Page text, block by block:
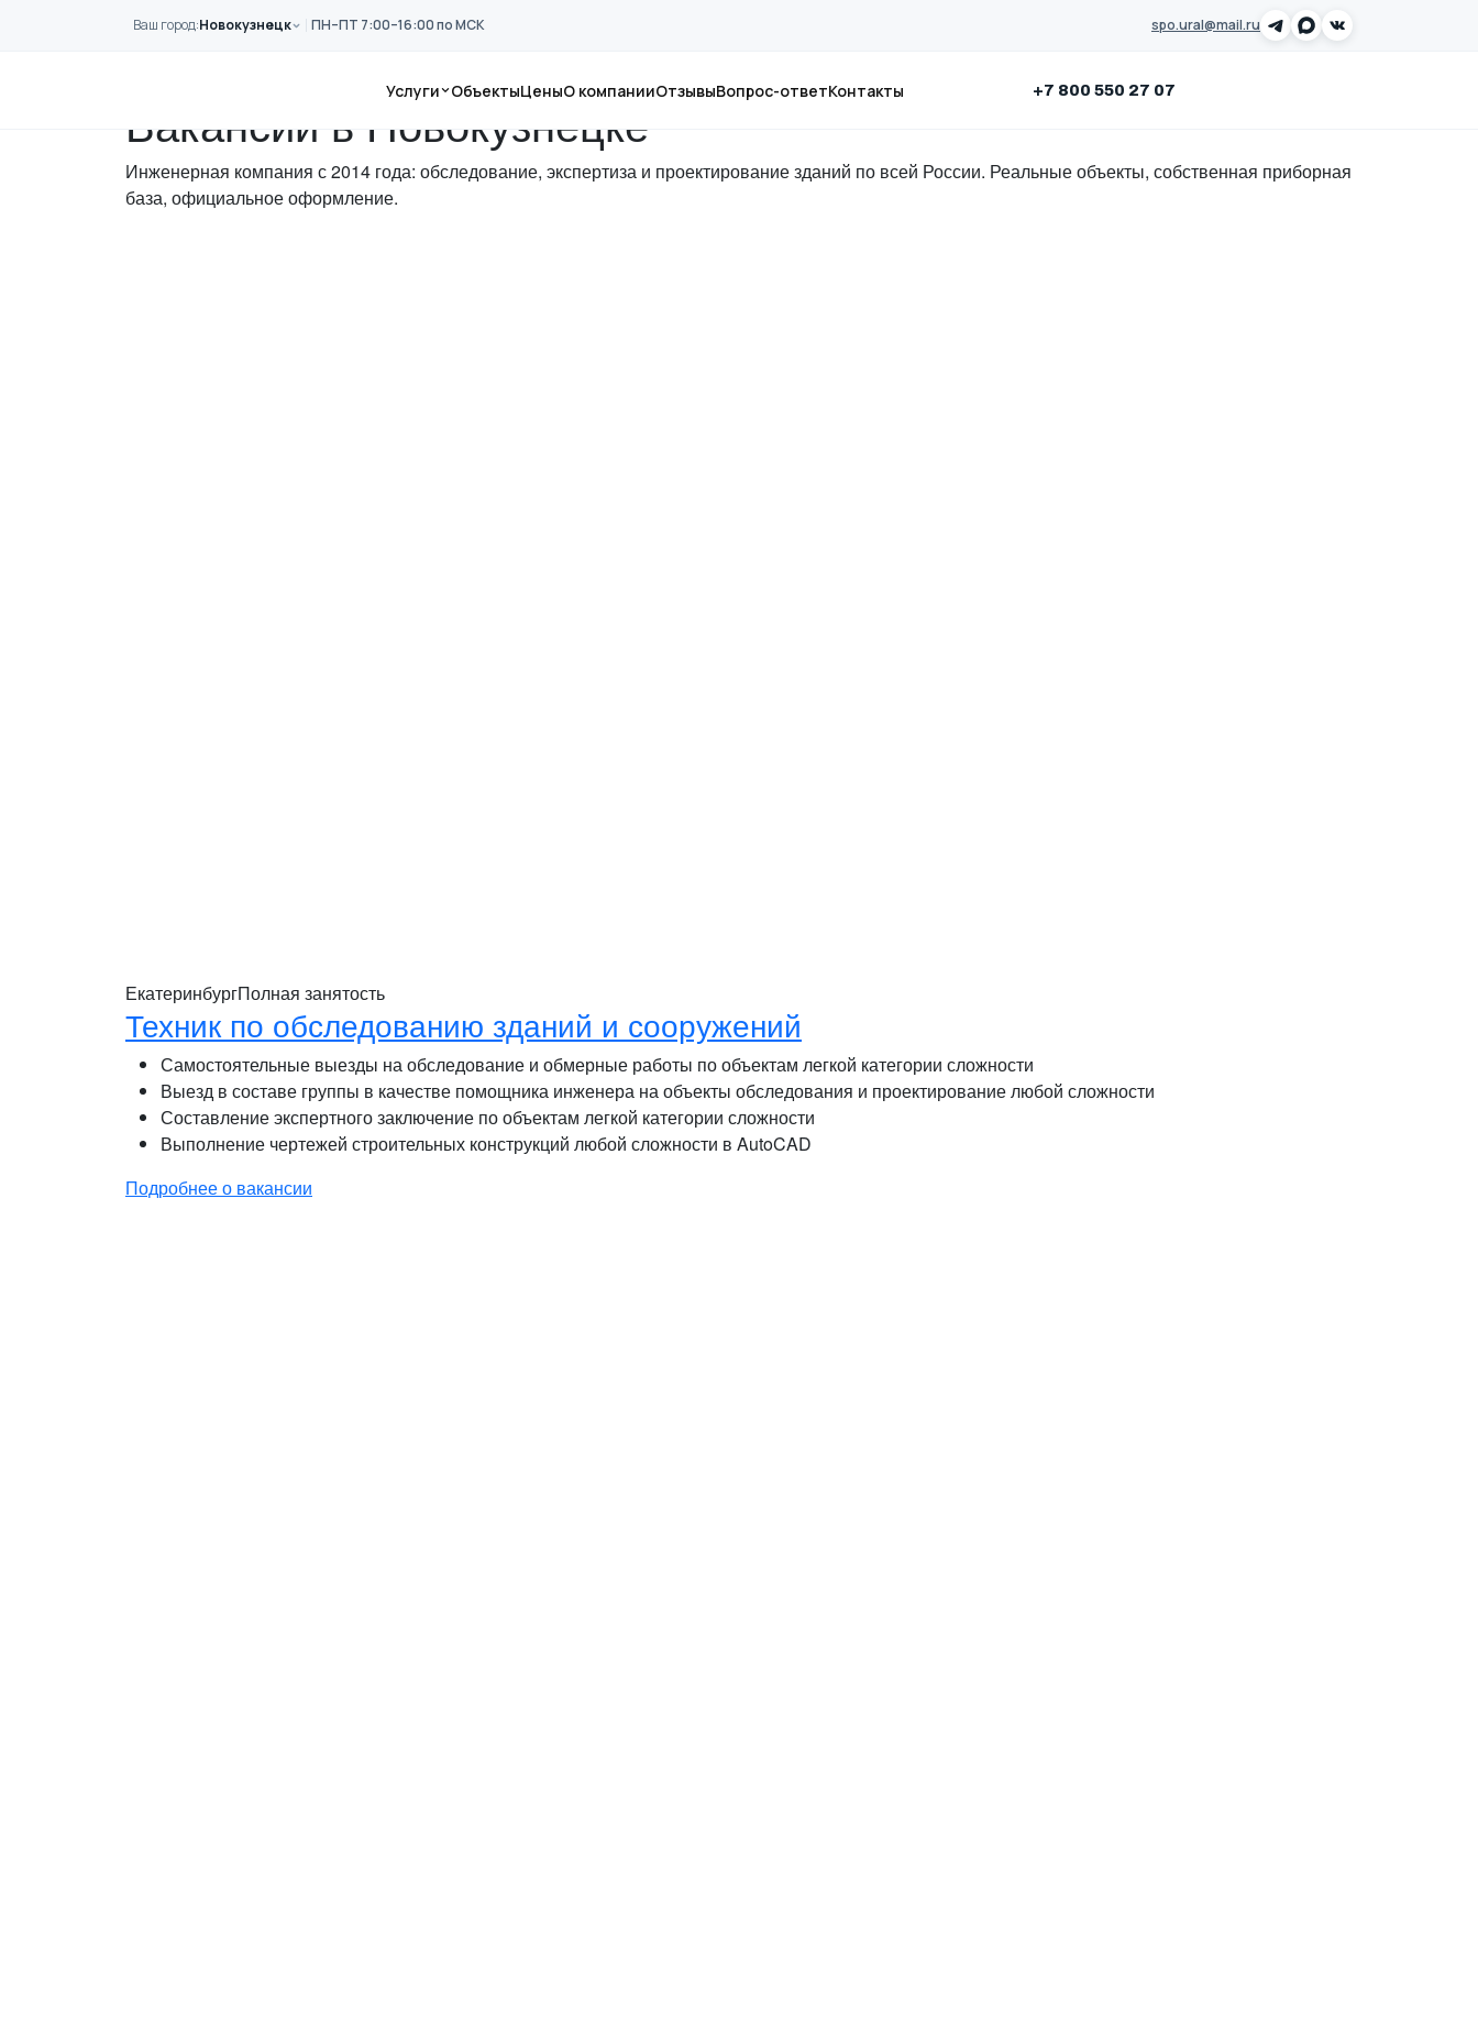
Ваш город:Новокузнецк ПН–ПТ 7:00–16:00 по МСК spo.ural@mail.ru
Услуги ОбъектыЦеныО компанииОтзывыВопрос-ответКонтакты +7 800 550 27 07
Главная
Вакансии в Новокузнецке
Инженерная компания с 2014 года: обследование, экспертиза и проектирование зданий по всей России. Реальные объекты, собственная приборная
база, официальное оформление.
ЕкатеринбургПолная занятость
Техник по обследованию зданий и сооружений
Самостоятельные выезды на обследование и обмерные работы по объектам легкой категории сложности
Выезд в составе группы в качестве помощника инженера на объекты обследования и проектирование любой сложности
Составление экспертного заключение по объектам легкой категории сложности
Выполнение чертежей строительных конструкций любой сложности в AutoCAD
Подробнее о вакансии